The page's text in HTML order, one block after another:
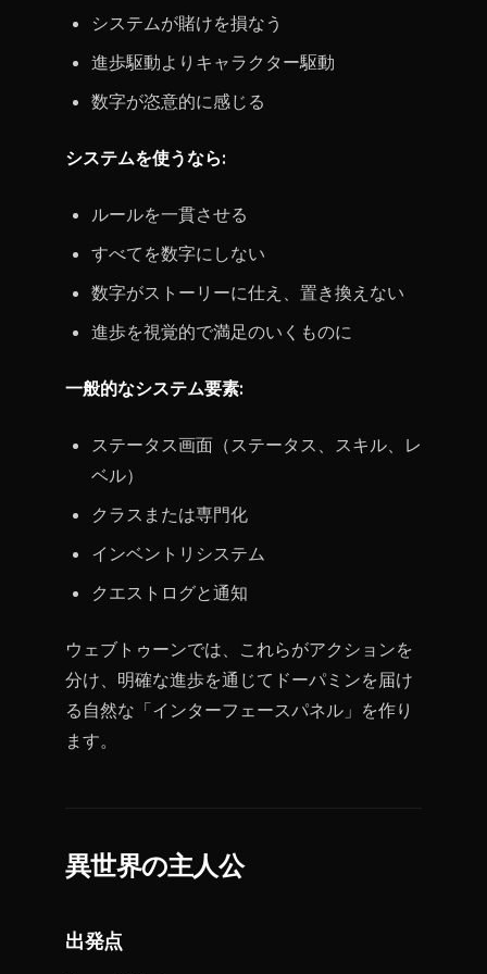
システムが賭けを損なう
進歩駆動よりキャラクター駆動
数字が恣意的に感じる
システムを使うなら:
ルールを一貫させる
すべてを数字にしない
数字がストーリーに仕え、置き換えない
進歩を視覚的で満足のいくものに
一般的なシステム要素:
ステータス画面（ステータス、スキル、レ
ベル）
クラスまたは専門化
インベントリシステム
クエストログと通知
ウェブトゥーンでは、これらがアクションを
分け、明確な進歩を通じてドーパミンを届け
る自然な「インターフェースパネル」を作り
ます。
異世界の主人公
出発点